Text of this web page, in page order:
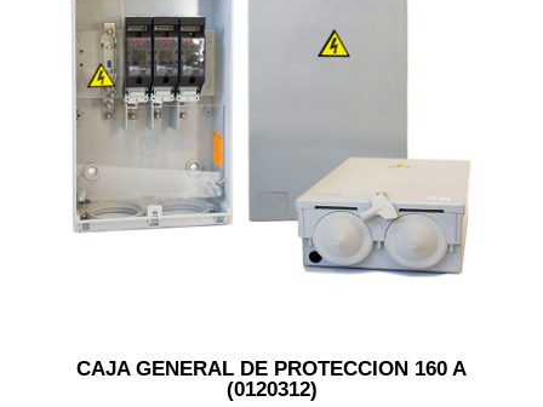
CAJA GENERAL DE PROTECCION 160 A
(0120312)